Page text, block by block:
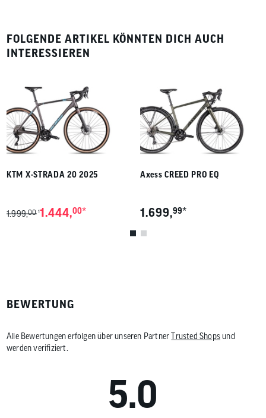
FOLGENDE ARTIKEL KÖNNTEN DICH AUCH
INTERESSIEREN
KTM X-STRADA 20 2025
1.999,00 11.444,00*
Axess CREED PRO EQ
1.699,99*
BEWERTUNG
Alle Bewertungen erfolgen über unseren PartnerTrusted Shopsund
werden verifiziert.
5.0